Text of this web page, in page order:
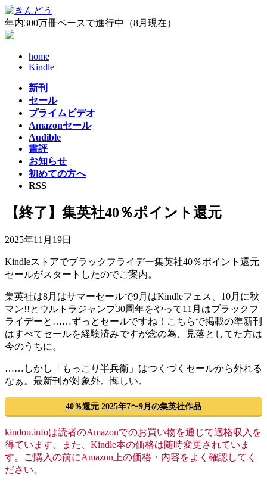
コ
ン
テ
ナ
ビ
ゲ
年内300万冊ペースで進行中（8月現在）
home
Kindle
新刊
セール
プライムビデオ
Amazonセール
Audible
書評
お知らせ
初めての方へ
RSS
【終了】集英社40％ポイント還元
2025年11月19日
Kindleストアでブラックフライデー集英社40％ポイント還元
セールがスタートしたのでご案内。
集英社は8月はサマーセールで9月はKindleフェス、10月に秋
マン!!とウルトラジャンプ30周年をやって11月はブラックフ
ライデーと……ずっとセールですね！こちらで掲載の準新刊
はすべてセールを経験済みですが念の為、見落としてた方は
今のうちに。
……しかし「もっこり半兵衛」はつくづくセールから外れる
なぁ。最新刊が対象外。悔しい。
40％還元 2025年7〜9月の集英社作品
kindou.infoは読者のAmazonでのお買い物を通じて適格収入を
得ています。また、Kindle本の価格は随時変更されていま
す。ご購入の前にAmazon上の価格・内容をよく確認してく
ださい。